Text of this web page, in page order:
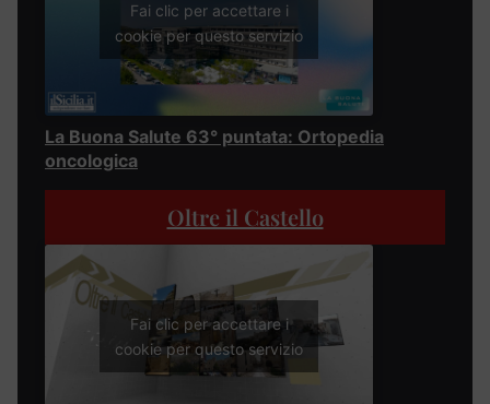
Fai clic per accettare i
cookie per questo servizio
La Buona Salute 63° puntata: Ortopedia
oncologica
Oltre il Castello
Fai clic per accettare i
cookie per questo servizio